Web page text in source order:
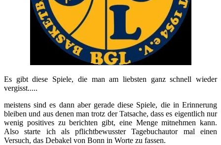
Es gibt diese Spiele, die man am liebsten ganz schnell wieder
vergisst.....
meistens sind es dann aber gerade diese Spiele, die in Erinnerung
bleiben und aus denen man trotz der Tatsache, dass es eigentlich nur
wenig positives zu berichten gibt, eine Menge mitnehmen kann.
Also starte ich als pflichtbewusster Tagebuchautor mal einen
Versuch, das Debakel von Bonn in Worte zu fassen.